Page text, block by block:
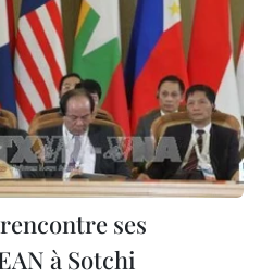
ses
à Sotchi